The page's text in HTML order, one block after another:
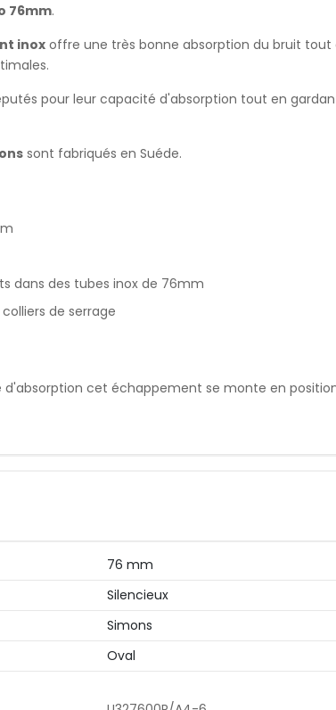
76mm.
inoxoffre une très bonne absorption du bruit tout
pour leur capacité d'absorption tout en
sont fabriqués en Suéde.
dans des tubes inox de 76mm
de serrage
d'absorption cet échappement se monte en
76 mm
Silencieux
Simons
Oval